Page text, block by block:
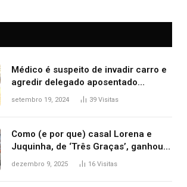
Médico é suspeito de invadir carro e
agredir delegado aposentado
durante confusão no trânsito
setembro 19, 2024 39 Visitas
Como (e por que) casal Lorena e
Juquinha, de ‘Três Graças’, ganhou
repercussão internacional
dezembro 9, 2025 16 Visitas